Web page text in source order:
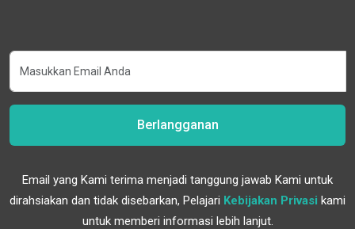
Berlangganan
Email yang Kami terima menjadi tanggung jawab Kami untuk
dirahsiakan dan tidak disebarkan, Pelajari Kebijakan Privasi kami
untuk memberi informasi lebih lanjut.